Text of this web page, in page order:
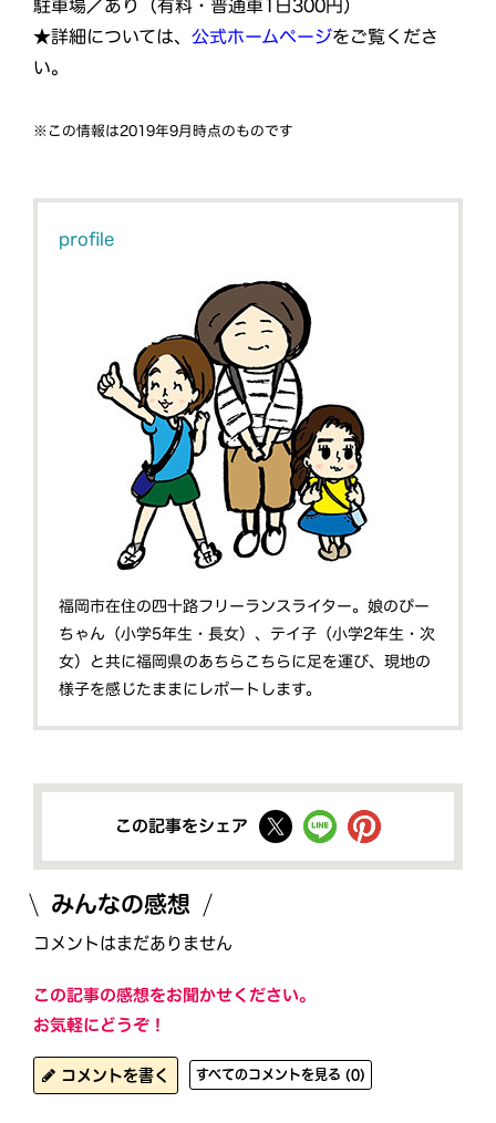
駐車場／あり（有料・普通車1日300円）
★詳細については、 公式ホームページをご覧くださ
い。
※この情報は2019年9月時点のものです
profile
福岡市在住の四十路フリーランスライター。娘のぴー
ちゃん（小学5年生・長女）、テイ子（小学2年生・次
女）と共に福岡県のあちらこちらに足を運び、現地の
様子を感じたままにレポートします。
この記事をシェア
みんなの感想
コメントはまだありません
この記事の感想をお聞かせください。
お気軽にどうぞ！
コメントを書く すべてのコメントを見る (0)